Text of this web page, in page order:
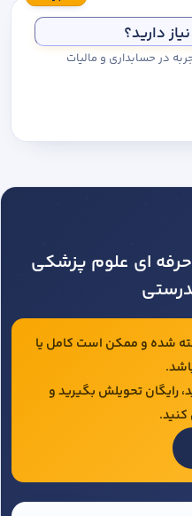
دارید؟
بیش از ۲۵ سال تجربه در حسابداری و مالیات
حرفه ای علوم پزشکی
شده و ممکن است کامل یا
رایگان تحویلش بگیرید و